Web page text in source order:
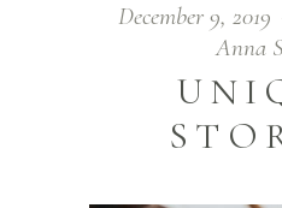
December 9, 2019
Anna